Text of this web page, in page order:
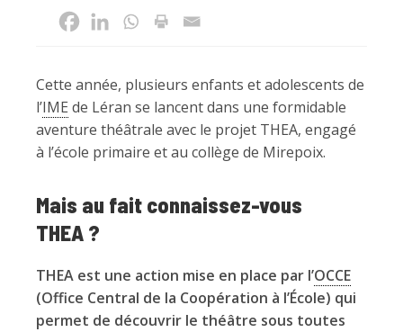
Cette année, plusieurs enfants et adolescents de
l’IME de Léran se lancent dans une formidable
aventure théâtrale avec le projet THEA, engagé
à l’école primaire et au collège de Mirepoix.
Mais au fait connaissez-vous
THEA ?
THEA est une action mise en place par l’OCCE
(Office Central de la Coopération à l’École) qui
permet de découvrir le théâtre sous toutes